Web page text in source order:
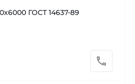
ГОСТ 14637-89